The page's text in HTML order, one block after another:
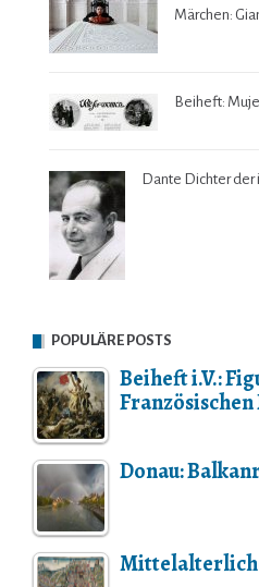
Märchen:
Beiheft:
Dante Dichter der
POPULÄRE POSTS
Beiheft i.V.:
Donau: